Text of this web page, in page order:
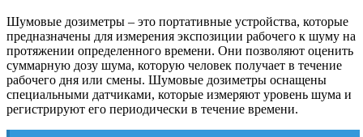
Шумовые дозиметры – это портативные устройства, которые
предназначены для измерения экспозиции рабочего к шуму на
протяжении определенного времени. Они позволяют оценить
суммарную дозу шума, которую человек получает в течение
рабочего дня или смены. Шумовые дозиметры оснащены
специальными датчиками, которые измеряют уровень шума и
регистрируют его периодически в течение времени.